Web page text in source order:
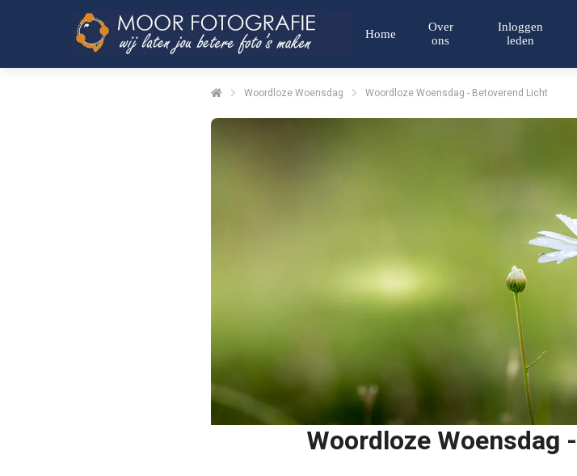
Home
Over
ons
Inloggen
leden
Woordloze Woensdag Woordloze Woensdag - Betoverend Licht
Woordloze Woensdag